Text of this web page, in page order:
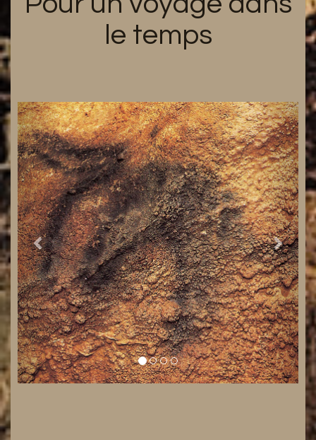
le temps
Previous Next